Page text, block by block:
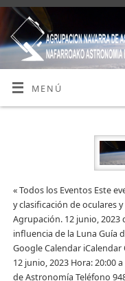
MENÚ
« Todos los Eventos Este
y clasificación de oculares
Agrupación. 12 junio, 2023
influencia de la Luna Guía
Google Calendar
12 junio, 2023 Hora: 20:00
de Astronomía Teléfono